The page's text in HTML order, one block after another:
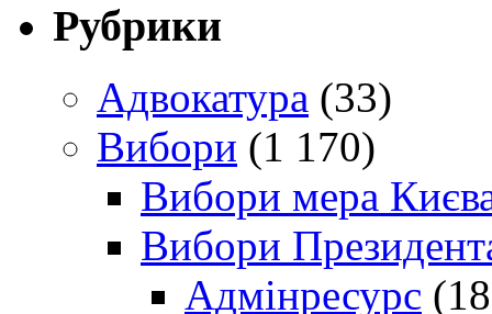
Рубрики
Адвокатура (33)
Вибори (1 170)
Вибори мера
Вибори
Адмінресурс